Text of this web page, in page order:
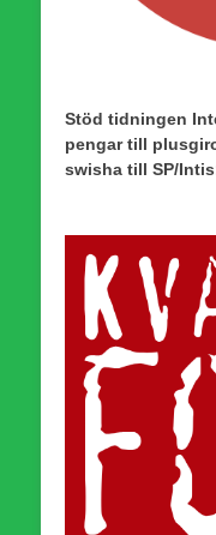
Stöd tidningen
pengar till
swisha till SP/